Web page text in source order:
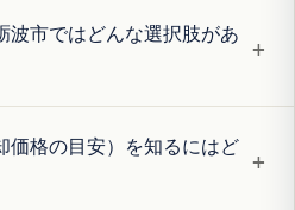
波市ではどんな選択肢があ
+
価格の目安）を知るにはど
+